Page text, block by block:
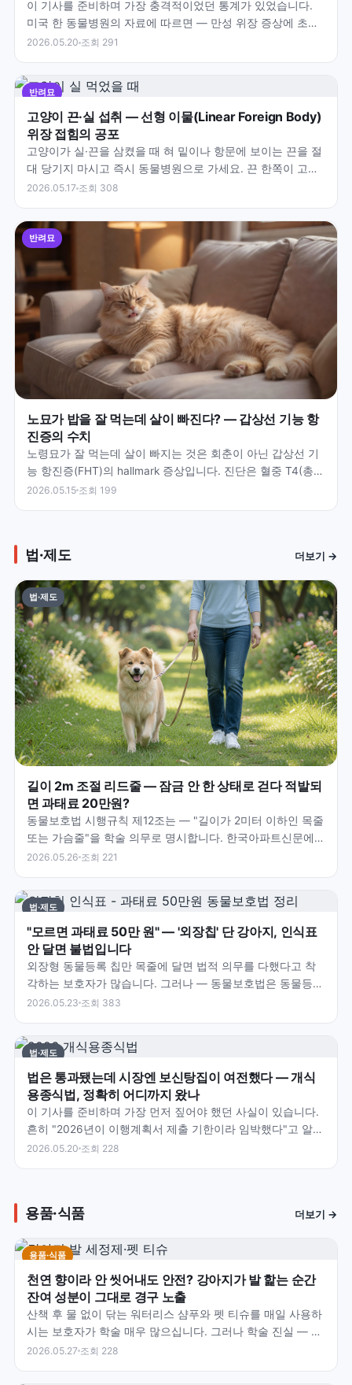
이 기사를 준비하며 가장 충격적이었던 통계가 있었습니다.
미국 한 동물병원의 자료에 따르면 — 만성 위장 증상에 초음
파에서 장벽 비후가 보인 고양이 99%가 병리 소견을…
2026.05.20 조회 291
반려묘
고양이 끈·실 섭취 — 선형 이물(Linear Foreign Body)
위장 접힘의 공포
고양이가 실·끈을 삼켰을 때 혀 밑이나 항문에 보이는 끈을 절
대 당기지 마시고 즉시 동물병원으로 가세요. 끈 한쪽이 고정
되면 장이 아코디언처럼 접히고 톱에 잘리듯 천공됩니…
2026.05.17 조회 308
반려묘
노묘가 밥을 잘 먹는데 살이 빠진다? — 갑상선 기능 항
진증의 수치
노령묘가 잘 먹는데 살이 빠지는 것은 회춘이 아닌 갑상선 기
능 항진증(FHT)의 hallmark 증상입니다. 진단은 혈중 T4(총
티록신) 수치로 확인하며 정상 범위 0.…
2026.05.15 조회 199
법·제도 더보기 →
법·제도
길이 2m 조절 리드줄 — 잠금 안 한 상태로 걷다 적발되
면 과태료 20만원?
동물보호법 시행규칙 제12조는 — "길이가 2미터 이하인 목줄
또는 가슴줄"을 학술 의무로 명시합니다. 한국아파트신문에
따르면 — 2m 이상 줄이라도 줄 길이를 조절해 실…
2026.05.26 조회 221
법·제도
"모르면 과태료 50만 원" — '외장칩' 단 강아지, 인식표
안 달면 불법입니다
외장형 동물등록 칩만 목줄에 달면 법적 의무를 다했다고 착
각하는 보호자가 많습니다. 그러나 — 동물보호법은 동물등록
과 인식표를 별개의 의무로 규정합니다. 외장칩에 동물등록…
2026.05.23 조회 383
법·제도
법은 통과됐는데 시장엔 보신탕집이 여전했다 — 개식
용종식법, 정확히 어디까지 왔나
이 기사를 준비하며 가장 먼저 짚어야 했던 사실이 있습니다.
흔히 "2026년이 이행계획서 제출 기한이라 임박했다"고 알려
져 있지만 — 실제 이행계획서 제출은 이미 202…
2026.05.20 조회 228
용품·식품 더보기 →
용품·식품
천연 향이라 안 씻어내도 안전? 강아지가 발 핥는 순간
잔여 성분이 그대로 경구 노출
산책 후 물 없이 닦는 워터리스 샴푸와 펫 티슈를 매일 사용하
시는 보호자가 학술 매우 많으십니다. 그러나 학술 진실 — 4-
Legger 학술 자료 명시 — 우리는 목욕 후…
2026.05.27 조회 228